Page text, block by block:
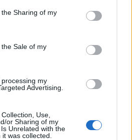
usage behaviour. You may click to
Google and its third-party tags to
purposes in below Google
Sharing of my
Sale of my
my
Advertising.
Use,
or Sharing of my
Unrelated with the
was collected.
ΤΕ Μαιευτικής, ΤΕ
Μηχανικών, ΤΕ
ΤΕ Τεχνικού Ασφάλειας, ΤΕ
(software ή hardware),